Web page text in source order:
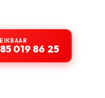
019 86 25